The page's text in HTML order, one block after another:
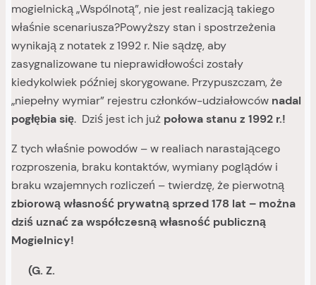
mogielnicką „Wspólnotą”, nie jest realizacją takiego
właśnie scenariusza?Powyższy stan i spostrzeżenia
wynikają z notatek z 1992 r. Nie sądzę, aby
zasygnalizowane tu nieprawidłowości zostały
kiedykolwiek później skorygowane. Przypuszczam, że
„niepełny wymiar” rejestru członków-udziałowców nadal
pogłębia się. Dziś jest ich już połowa stanu z 1992 r.!
Z tych właśnie powodów – w realiach narastającego
rozproszenia, braku kontaktów, wymiany poglądów i
braku wzajemnych rozliczeń – twierdzę, że pierwotną
zbiorową własność prywatną sprzed 178 lat – można
dziś uznaćzawspółczesnąwłasność publiczną
Mogielnicy!
(G. Z.